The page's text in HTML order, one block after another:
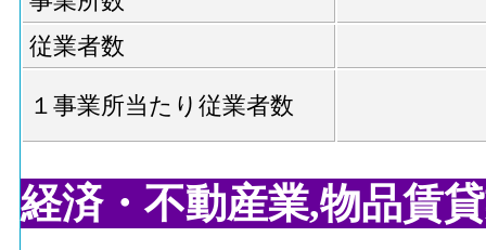
従業者数
１事業所当たり従業者数
経済・不動産業,物品賃